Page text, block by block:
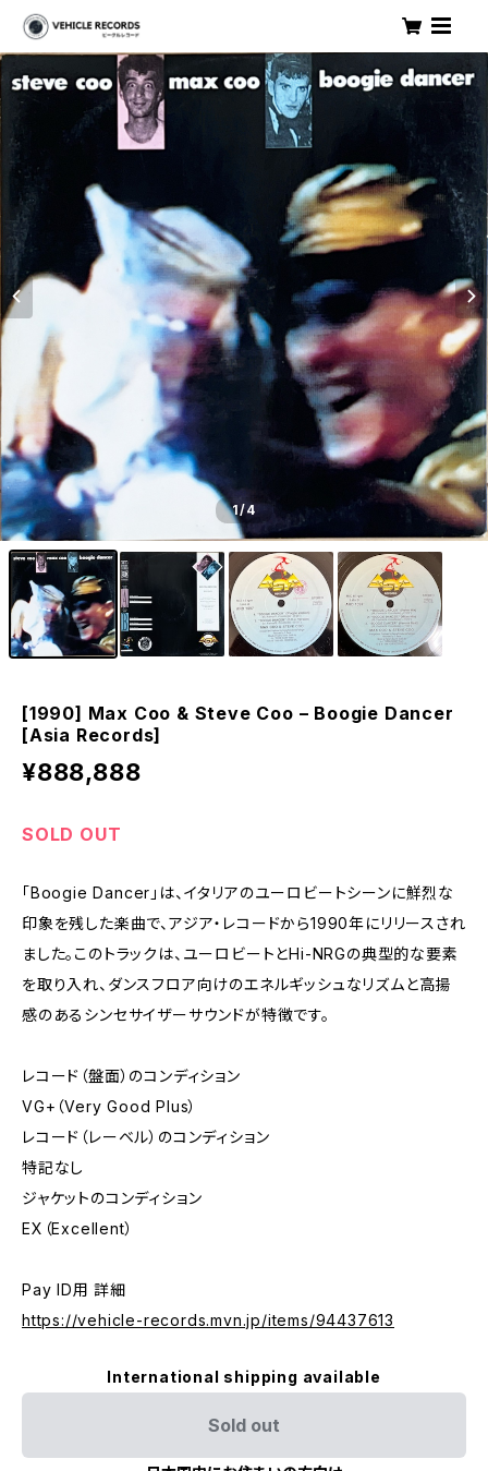
1/4
[1990] Max Coo & Steve Coo – Boogie Dancer
[Asia Records]
¥888,888
SOLD OUT
「Boogie Dancer」は、イタリアのユーロビートシーンに鮮烈な
印象を残した楽曲で、アジア・レコードから1990年にリリースされ
ました。このトラックは、ユーロビートとHi-NRGの典型的な要素
を取り入れ、ダンスフロア向けのエネルギッシュなリズムと高揚
感のあるシンセサイザーサウンドが特徴です。
レコード（盤面）のコンディション
VG+（Very Good Plus）
レコード（レーベル）のコンディション
特記なし
ジャケットのコンディション
EX（Excellent）
Pay ID用 詳細
https://vehicle-records.mvn.jp/items/94437613
International shipping available
Sold out